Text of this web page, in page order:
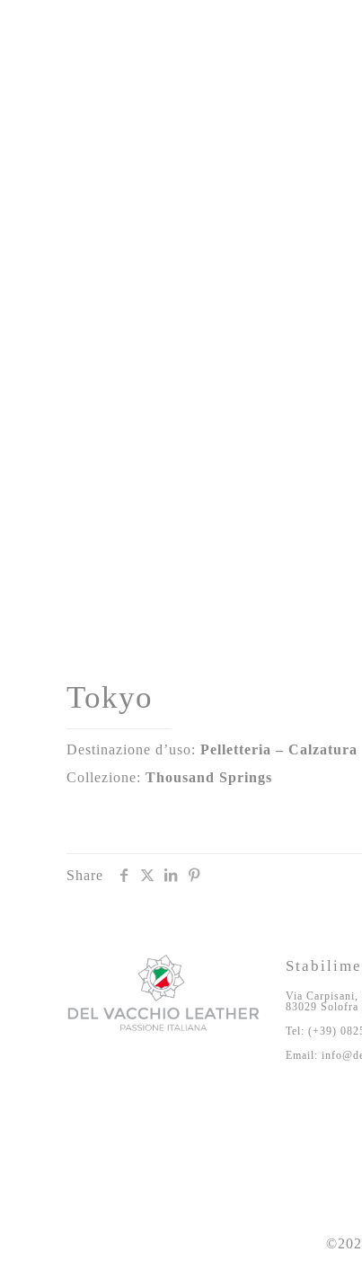
Tokyo
Destinazione d’uso: Pelletteria – Calzatura
Collezione: Thousand Springs
Share
Via Carpisani,
83029
Tel: (+39)
Email: